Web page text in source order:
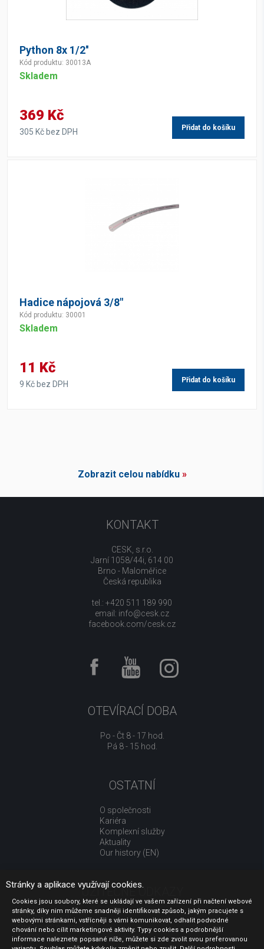
Python 8x 1/2''
Kód produktu: 30013A
Skladem
369 Kč
305 Kč bez DPH Přidat do košíku
Hadice nápojová 3/8"
Kód produktu: 30001
Skladem
11 Kč
9 Kč bez DPH Přidat do košíku
Zobrazit celou nabídku»
KONTAKT
CESK, s.r.o.
Jarní 1058/44i, 614 00
Brno - Maloměřice
Česká republika
tel.: +420 511 189 990
email: info@cesk.cz
facebook.com/cesk.cz
OTEVÍRACÍ DOBA
Po - Čt 8 - 17 hod.
Pá 8 - 15 hod.
OSTATNÍ
O společnosti
Kariéra
Komplexní služby
Aktuality
Our history (EN)
UŽITEČNÉ ODKAZY
Jak nakupovat
Obchodní podmínky
GDPR - ochrana osobních údajů
Stránky a aplikace využívají cookies.
Cookies jsou soubory, které se ukládají ve vašem zařízení při načtení webové
stránky, díky nim můžeme snadněji identifikovat způsob, jakým pracujete s
webovými stránkami, vstřícněji s vámi komunikovat, odhalit podvodné
chování nebo cílit marketingové aktivity. Typy cookies a podrobnější
informace naleznete popsané níže, můžete si zde zvolit svou preferovanou